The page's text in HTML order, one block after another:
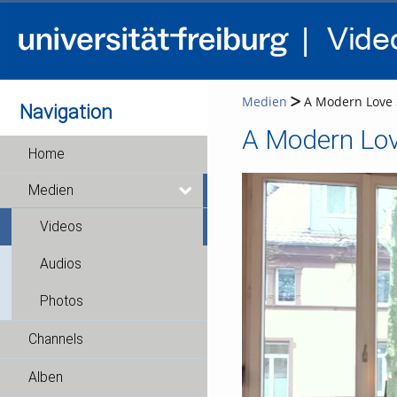
Navigation
Home
Medien
Videos
Audios
Photos
Channels
Alben
Medien A Modern Love
A Modern